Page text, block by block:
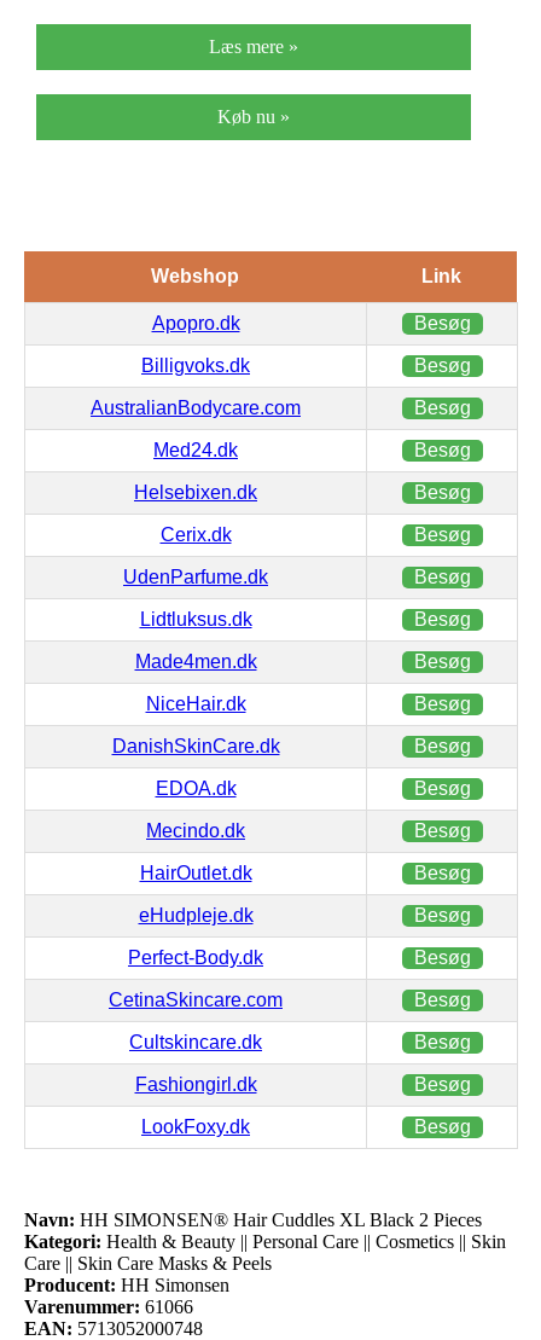
Læs mere »
Køb nu »
Webshop Link
Apopro.dk Besøg
Billigvoks.dk Besøg
AustralianBodycare.com Besøg
Med24.dk Besøg
Helsebixen.dk Besøg
Cerix.dk Besøg
UdenParfume.dk Besøg
Lidtluksus.dk Besøg
Made4men.dk Besøg
NiceHair.dk Besøg
DanishSkinCare.dk Besøg
EDOA.dk Besøg
Mecindo.dk Besøg
HairOutlet.dk Besøg
eHudpleje.dk Besøg
Perfect-Body.dk Besøg
CetinaSkincare.com Besøg
Cultskincare.dk Besøg
Fashiongirl.dk Besøg
LookFoxy.dk Besøg
Navn: HH SIMONSEN® Hair Cuddles XL Black 2 Pieces
Kategori: Health & Beauty || Personal Care || Cosmetics || Skin
Care || Skin Care Masks & Peels
Producent: HH Simonsen
Varenummer: 61066
EAN: 5713052000748